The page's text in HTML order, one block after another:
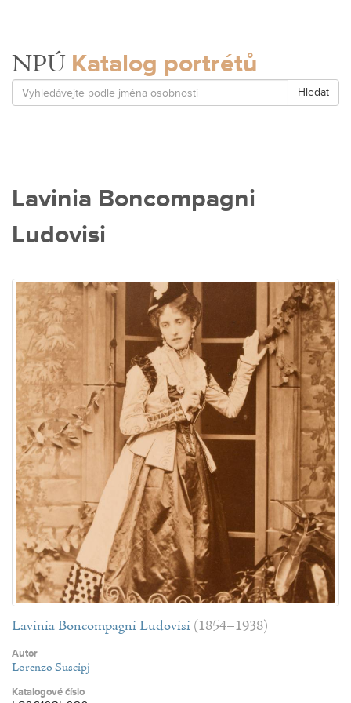
NPÚ Katalog portrétů
Hledat
Lavinia Boncompagni
Ludovisi
Lavinia Boncompagni Ludovisi (1854–1938)
Autor
Lorenzo Suscipj
Katalogové číslo